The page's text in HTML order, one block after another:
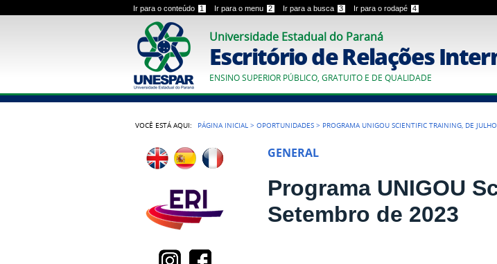
Ir para o conteúdo 1 Ir para o menu 2 Ir para a busca 3 Ir para o rodapé 4
Universidade Estadual do Paraná
Escritório de Relações
ENSINO SUPERIOR PÚBLICO, GRATUITO E DE QUALIDADE
VOCÊ ESTÁ AQUI: PÁGINA INICIAL >OPORTUNIDADES > PROGRAMA UNIGOU SCIENTIFIC TRAINING, DE
GENERAL
Programa UNIGOU
Setembro de 2023